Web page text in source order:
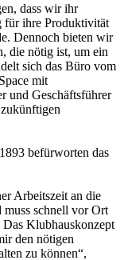
dass wir ihr
für ihre Produktivität
Dennoch bieten wir
die nötig ist, um ein
sich das Büro vom
mit
und Geschäftsführer
befürworten das
Arbeitszeit an die
schnell vor Ort
Klubhauskonzept
den nötigen
zu können“,